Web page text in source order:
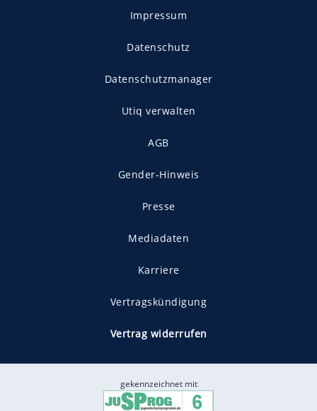
Impressum
Datenschutz
Datenschutzmanager
Utiq verwalten
AGB
Gender-Hinweis
Presse
Mediadaten
Karriere
Vertragskündigung
Vertrag widerrufen
gekennzeichnet mit